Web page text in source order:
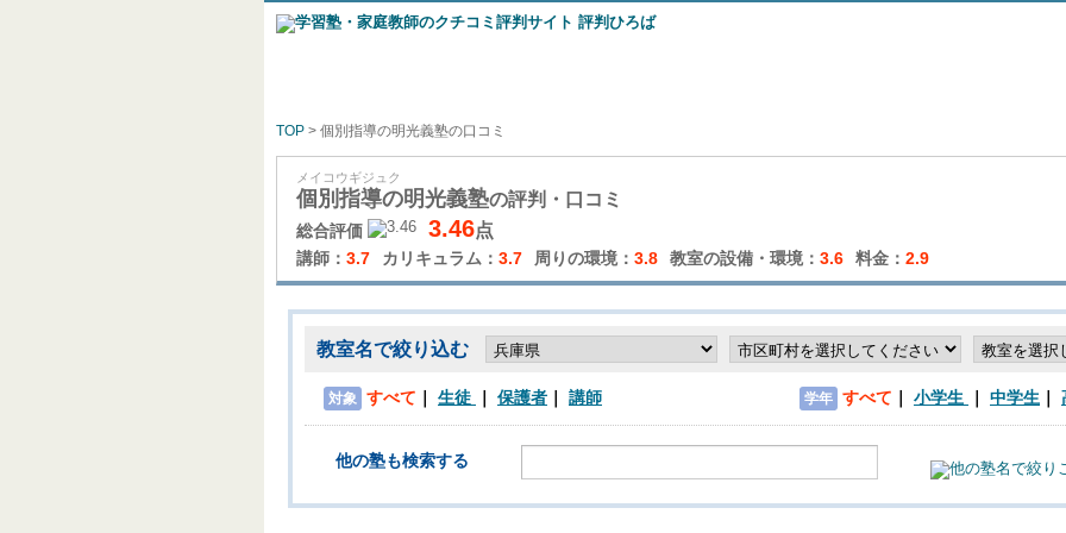
TOP > 個別指導の明光義塾の口コミ
メイコウギジュク
個別指導の明光義塾の評判・口コミ
総合評価 3.46点
講師： 3.7 カリキュラム： 3.7 周りの環境： 3.8 教室の設備・環境： 3.6 料金： 2.9
教室名で絞り込む
対象 すべて 生徒 保護者 講師 学年 すべて 小学生 中学生
他の塾も検索する